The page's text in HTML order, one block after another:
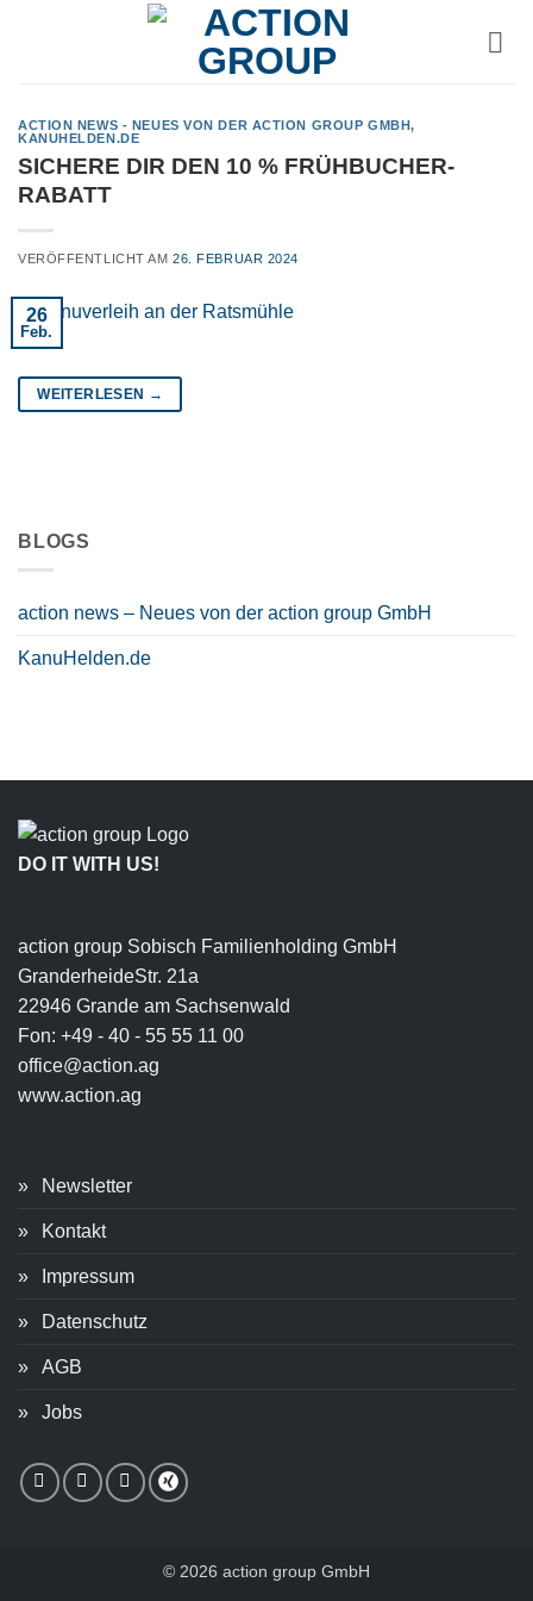
ACTION NEWS - NEUES VON DER ACTION GROUP GMBH,
KANUHELDEN.DE
SICHERE DIR DEN 10 % FRÜHBUCHER-
RABATT
VERÖFFENTLICHT AM26. FEBRUAR 2024
26
Feb.
WEITERLESEN →
BLOGS
action news – Neues von der action group GmbH
KanuHelden.de
DO IT WITH US!
action group Sobisch Familienholding GmbH
GranderheideStr. 21a
22946 Grande am Sachsenwald
Fon: +49 - 40 - 55 55 11 00
office@action.ag
www.action.ag
Newsletter
Kontakt
Impressum
Datenschutz
AGB
Jobs
© 2026 action group GmbH